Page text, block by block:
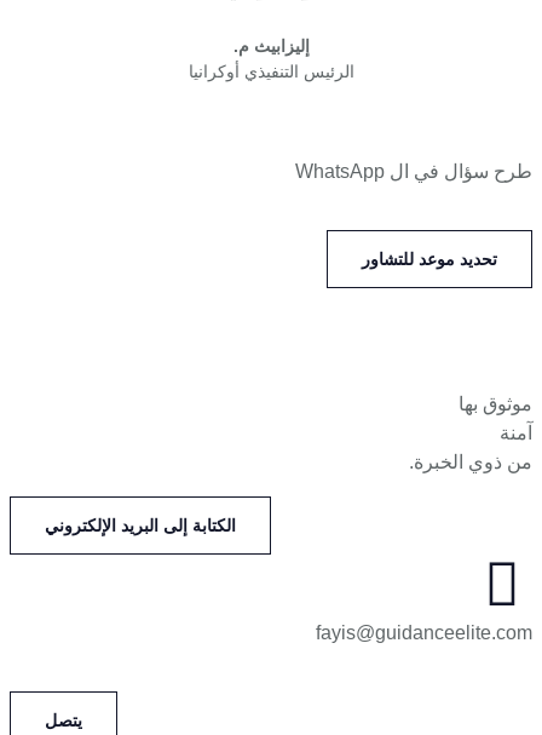
إليزابيث م.
الرئيس التنفيذي أوكرانيا
طرح سؤال في ال WhatsApp
تحديد موعد للتشاور
موثوق بها
آمنة
من ذوي الخبرة.
الكتابة إلى البريد الإلكتروني
fayis@guidanceelite.com
يتصل